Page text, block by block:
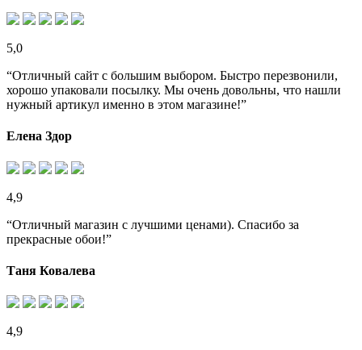
5,0
“Отличный сайт с большим выбором. Быстро перезвонили,
хорошо упаковали посылку. Мы очень довольны, что нашли
нужный артикул именно в этом магазине!”
Елена Здор
4,9
“Отличный магазин с лучшими ценами). Спасибо за
прекрасные обои!”
Таня Ковалева
4,9